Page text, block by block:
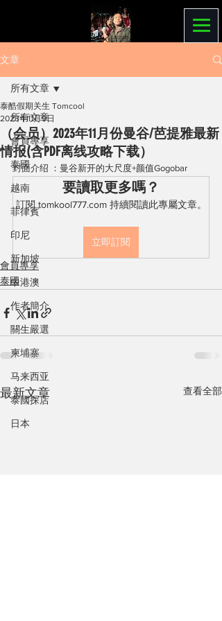
文章
所有文章
會員專享
泰國
越南
菲律賓
印尼
新加坡
中港澳
作者簡介
關生嚴選
柬埔寨
马来西亚
泰國探店
日本
所有文章
（会员）2023年11月份曼谷/芭提雅最新
情报(含PDF离线攻略下载）
泰酷假期关生 Tomcool
2023年11月9日
封面介绍 ：曼谷新开的大尺度+颜值Gogobar
要讀取更多嗎？
訂閱 tomkool777.com 持續閱讀此專屬文章。
立即訂閱
會員專享
泰國
最新文章 查看全部